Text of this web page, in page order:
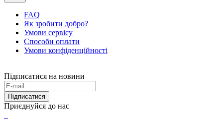
FAQ
Як зробити добро?
Умови сервісу
Способи оплати
Умови конфіденційності
Підписатися на новини
Підписатися
Приєднуйся до нас